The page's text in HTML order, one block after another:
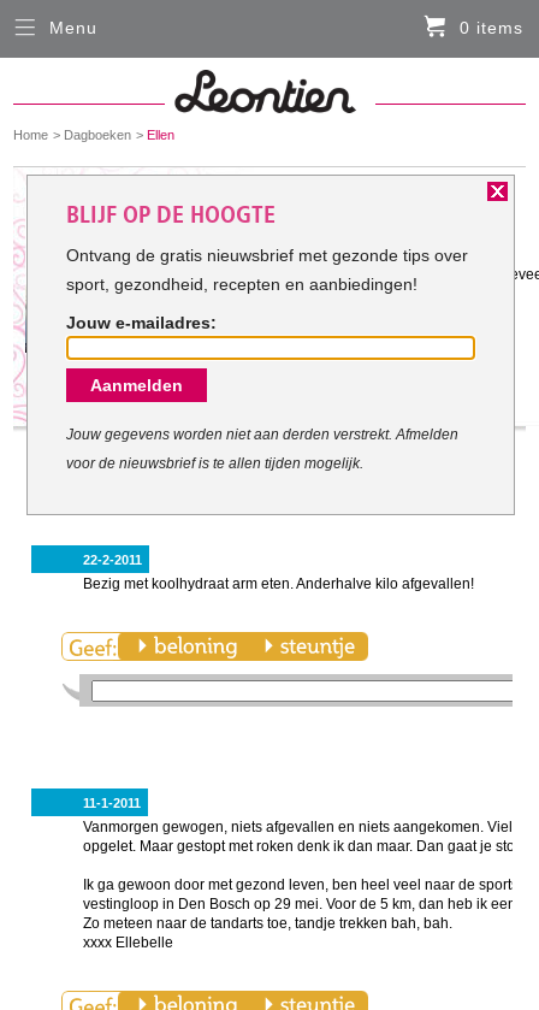
You
here:
Home Dagboeken Ellen
Gestart met mijn doel: 29-12-2010
Ik voel me niet lekker met die kilo's
bewegen en gezond eten.
22-2-2011
Bezig met koolhydraat arm eten. Anderhalve kilo afgevallen!
11-1-2011
Vanmorgen gewogen, niets afgevallen en niets aangekomen. Viel
opgelet. Maar gestopt met roken denk ik dan maar. Dan gaat je
Ik ga gewoon door met gezond leven, ben heel veel naar de
vestingloop in Den Bosch op 29 mei. Voor de 5 km, dan heb ik een
Zo meteen naar de tandarts toe, tandje trekken bah, bah.
xxxx Ellebelle
Menu 0 items
Sluiten
HARDLOOPKLEDING
FIETSKLEDING
SERVICE
Inloggen
Contact- en adresgegevens
Levertijd, retourneren, ruilen
BLIJF OP DE HOOGTE
Ontvang de gratis nieuwsbrief met gezonde tips over
sport, gezondheid, recepten en aanbiedingen!
Jouw e-mailadres:
Aanmelden
Jouw gegevens worden niet aan derden verstrekt. Afmelden
voor de nieuwsbrief is te allen tijden mogelijk.